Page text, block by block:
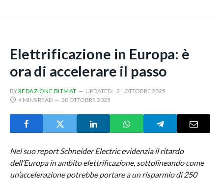
Elettrificazione in Europa: è
ora di accelerare il passo
BYREDAZIONE BITMAT UPDATED: 31 OTTOBRE 2025
4 MINS READ
30 OTTOBRE 2025
Nel suo report Schneider Electric evidenzia il ritardo
dell’Europa in ambito elettrificazione, sottolineando come
un’accelerazione potrebbe portare a un risparmio di 250